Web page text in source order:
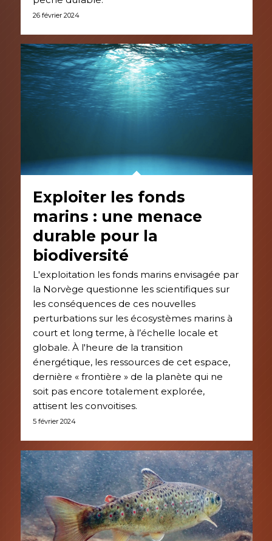
26 février 2024
Exploiter les fonds
marins : une menace
durable pour la
biodiversité
L'exploitation les fonds marins envisagée par
la Norvège questionne les scientifiques sur
les conséquences de ces nouvelles
perturbations sur les écosystèmes marins à
court et long terme, à l’échelle locale et
globale. À l'heure de la transition
énergétique, les ressources de cet espace,
dernière « frontière » de la planète qui ne
soit pas encore totalement explorée,
attisent les convoitises.
5 février 2024